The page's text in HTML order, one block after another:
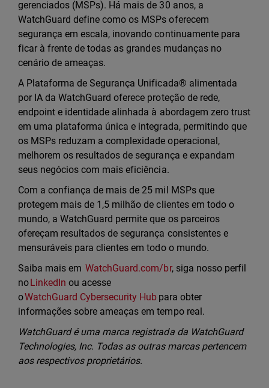
gerenciados (MSPs). Há mais de 30 anos, a
WatchGuard define como os MSPs oferecem
segurança em escala, inovando continuamente para
ficar à frente de todas as grandes mudanças no
cenário de ameaças.
A Plataforma de Segurança Unificada® alimentada
por IA da WatchGuard oferece proteção de rede,
endpoint e identidade alinhada à abordagem zero trust
em uma plataforma única e integrada, permitindo que
os MSPs reduzam a complexidade operacional,
melhorem os resultados de segurança e expandam
seus negócios com mais eficiência.
Com a confiança de mais de 25 mil MSPs que
protegem mais de 1,5 milhão de clientes em todo o
mundo, a WatchGuard permite que os parceiros
ofereçam resultados de segurança consistentes e
mensuráveis para clientes em todo o mundo.
Saiba mais emWatchGuard.com/br, siga nosso perfil
no LinkedIn ou acesse
oWatchGuard Cybersecurity Hub para obter
informações sobre ameaças em tempo real.
WatchGuard é uma marca registrada da WatchGuard
Technologies, Inc. Todas as outras marcas pertencem
aos respectivos proprietários.